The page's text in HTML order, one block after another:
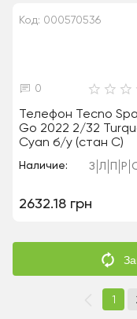
Код: 000570536
0
Телефон Tecno
Go 2022 2/32
Cyan б/у (стан C)
Наличие: З Л Р
2632.18 грн
1